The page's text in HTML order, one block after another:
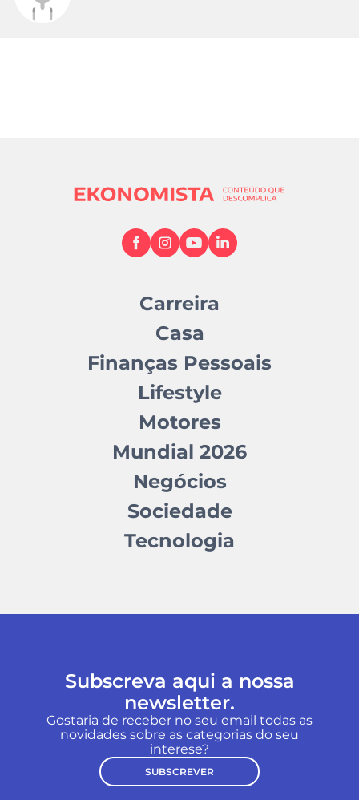
Carreira
Casa
Finanças Pessoais
Lifestyle
Motores
Mundial 2026
Negócios
Sociedade
Tecnologia
Subscreva aqui a nossa
newsletter.
Gostaria de receber no seu email todas as
novidades sobre as categorias do seu
interese?
SUBSCREVER